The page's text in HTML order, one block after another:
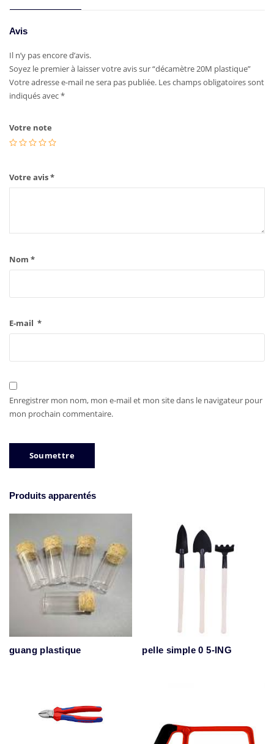
Avis
Il n’y pas encore d’avis.
Soyez le premier à laisser votre avis sur “décamètre 20M plastique”
Votre adresse e-mail ne sera pas publiée. Les champs obligatoires sont
indiqués avec*
Votre note
Votre avis*
Nom *
E-mail *
Enregistrer mon nom, mon e-mail et mon site dans le navigateur pour
mon prochain commentaire.
Produits apparentés
guang plastique pelle simple 0 5-ING